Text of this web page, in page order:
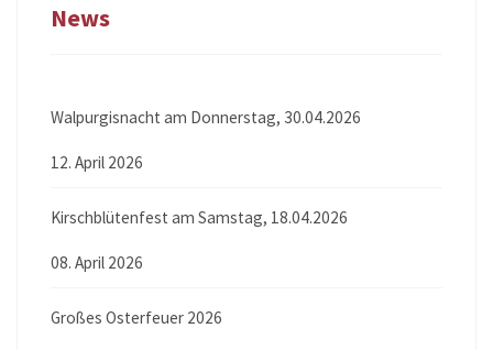
News
Walpurgisnacht am Donnerstag, 30.04.2026
12. April 2026
Kirschblütenfest am Samstag, 18.04.2026
08. April 2026
Großes Osterfeuer 2026